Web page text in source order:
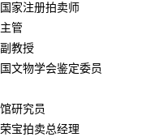
家注册拍卖师
管
教授
文物学会鉴定委员
研究员
宝拍卖总经理